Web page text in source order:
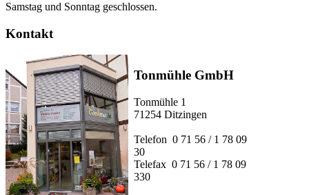
Samstag und Sonntag geschlossen.
Kontakt
Tonmühle GmbH
Tonmühle 1
71254 Ditzingen
Telefon 0 71 56 / 1 78 09
30
Telefax 0 71 56 / 1 78 09
330